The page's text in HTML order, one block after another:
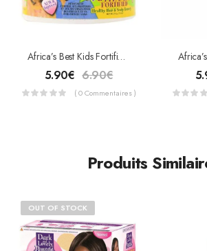
Africa’s Best Kids Fortifiant Protéine & Vitamine 224ml
5.90€ 6.90€
( 0 Commentaires )
Produits
OUT OF STOCK